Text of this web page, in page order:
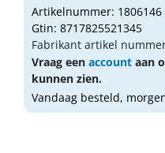
Artikelnummer: 1806146
Gtin: 8717825521345
Fabrikant artikel
Vraag een account aan
kunnen zien.
Vandaag besteld,